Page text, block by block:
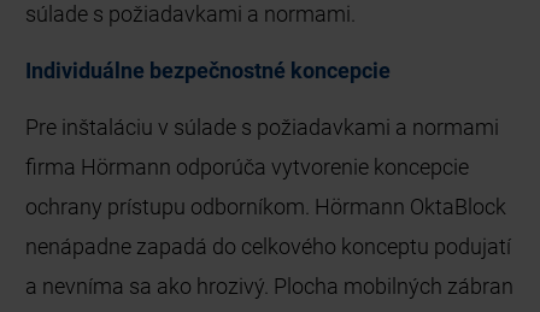
súlade s požiadavkami a normami.
Individuálne bezpečnostné koncepcie
Pre inštaláciu v súlade s požiadavkami a normami
firma Hörmann odporúča vytvorenie koncepcie
ochrany prístupu odborníkom. Hörmann OktaBlock
nenápadne zapadá do celkového konceptu podujatí
a nevníma sa ako hrozivý. Plocha mobilných zábran